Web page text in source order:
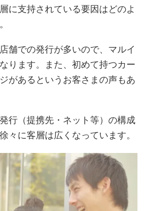
に支持されている要因はどのよ
舗での発行が多いので、マルイ
ります。また、初めて持つカー
があるというお客さまの声もあ
行（提携先・ネット等）の構成
々に客層は広くなっています。